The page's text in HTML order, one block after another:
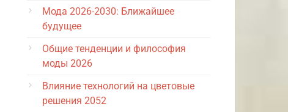
Мода 2026-2030: Ближайшее
будущее
Общие тенденции и философия
моды 2026
Влияние технологий на цветовые
решения 2052